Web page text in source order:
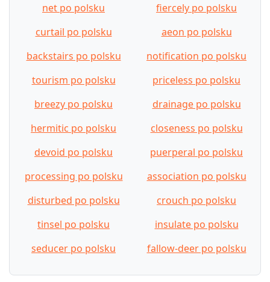
net po polsku
fiercely po polsku
curtail po polsku
aeon po polsku
backstairs po polsku
notification po polsku
tourism po polsku
priceless po polsku
breezy po polsku
drainage po polsku
hermitic po polsku
closeness po polsku
devoid po polsku
puerperal po polsku
processing po polsku
association po polsku
disturbed po polsku
crouch po polsku
tinsel po polsku
insulate po polsku
seducer po polsku
fallow-deer po polsku